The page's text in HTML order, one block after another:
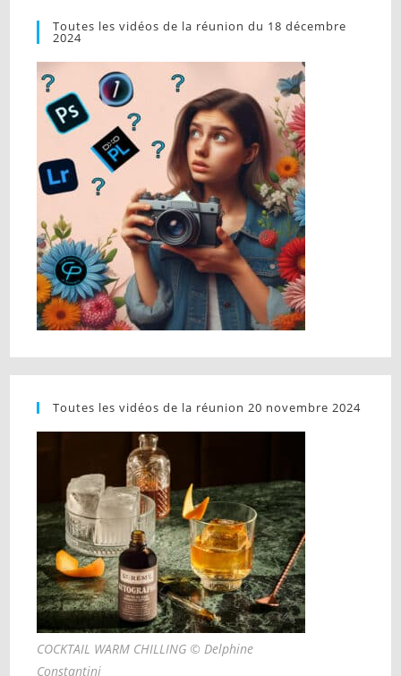
Toutes les vidéos de la réunion du 18 décembre
2024
Toutes les vidéos de la réunion 20 novembre 2024
COCKTAIL WARM CHILLING © Delphine
Constantini